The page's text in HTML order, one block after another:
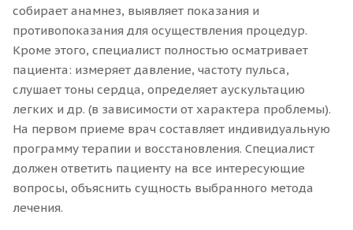
собирает анамнез, выявляет показания и
противопоказания для осуществления процедур.
Кроме этого, специалист полностью осматривает
пациента: измеряет давление, частоту пульса,
слушает тоны сердца, определяет аускультацию
легких и др. (в зависимости от характера проблемы).
На первом приеме врач составляет индивидуальную
программу терапии и восстановления. Специалист
должен ответить пациенту на все интересующие
вопросы, объяснить сущность выбранного метода
лечения.